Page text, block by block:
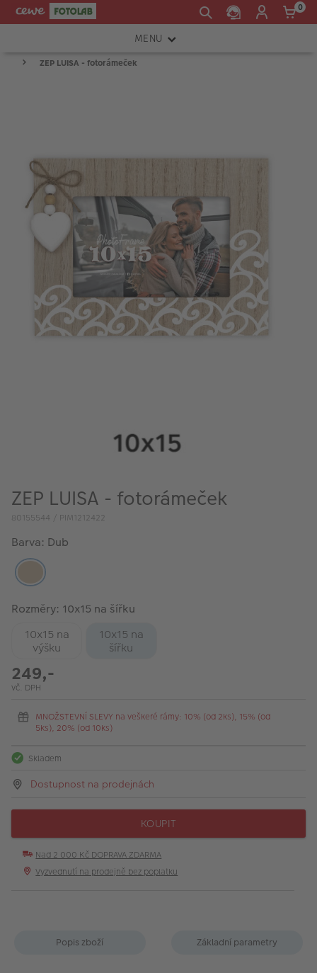
0
MENU
FOTOAPARÁTY
TISKÁRNY A SKENERY
FOTOBRAŠNY
PŘÍSLUŠENSTVÍ
FOTOALBA
VÝPRODEJ
ZEP LUISA - fotorámeček
ZEP LUISA - fotorámeček
80155544 / PIM1212422
Barva: Dub
Rozměry: 10x15 na šířku
10x15 na
výšku
10x15 na
šířku
249,-
vč. DPH
MNOŽSTEVNÍ SLEVY na veškeré rámy: 10% (od 2ks), 15% (od
5ks), 20% (od 10ks)
Skladem
Dostupnost na prodejnách
KOUPIT
Nad 2 000 Kč DOPRAVA ZDARMA
Vyzvednutí na prodejně bez poplatku
Popis zboží Základní parametry